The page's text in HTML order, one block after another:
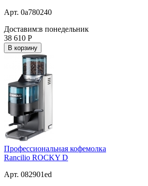
Арт. 0a780240
Доставим:в понедельник
38 610 Р
В корзину
Профессиональная кофемолка
Rancilio ROCKY D
Арт. 082901ed